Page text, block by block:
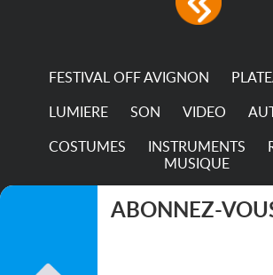
permanence of a
FESTIVAL OFF AVIGNON
LUMIERE SON VIDEO
COSTUMES
INSTRUMENTS
MUSIQUE
TRANSPORTS
ABONNEZ-